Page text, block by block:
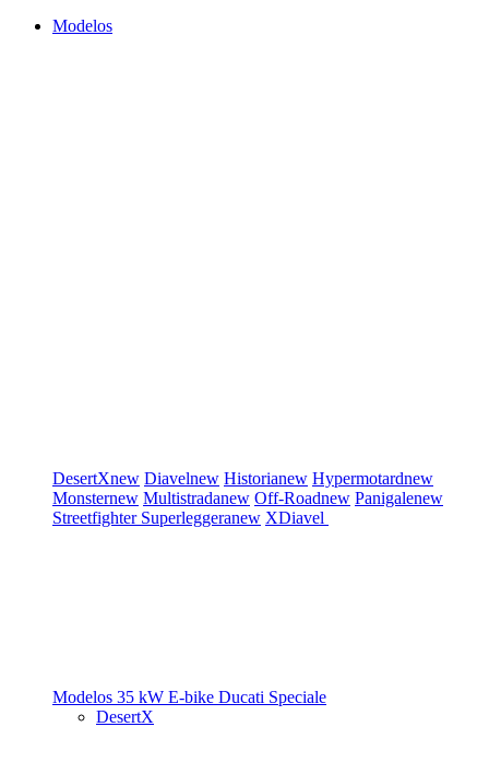
Modelos
DesertXnew Diavelnew Historianew Hypermotardnew
Monsternew Multistradanew Off-Roadnew Panigalenew
Streetfighter Superleggeranew XDiavel
Modelos 35 kW E-bike Ducati Speciale
DesertX